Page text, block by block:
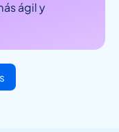
ágil y